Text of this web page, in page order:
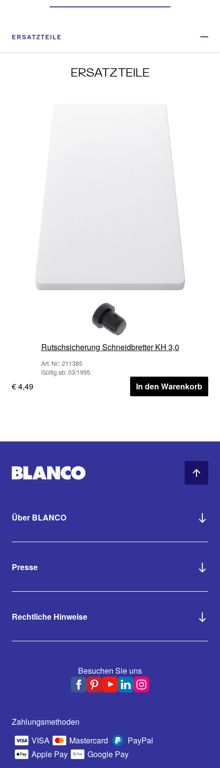
ERSATZTEILE
ERSATZTEILE
Rutschsicherung Schneidbretter KH 3,0
Art. Nr.: 211385
Gültig ab: 03/1995
€ 4,49 In den Warenkorb
Über BLANCO
Presse
Rechtliche Hinweise
Besuchen Sie uns
Zahlungsmethoden
VISA
Mastercard
PayPal
Apple Pay
Google Pay